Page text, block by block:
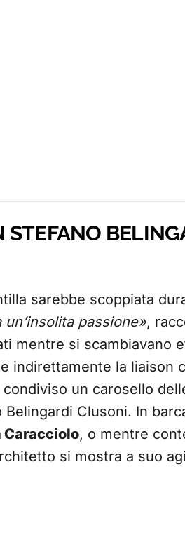
STEFANO
sarebbe scoppiata
un’insolita passione»,
mentre si scambiavano
indirettamente la liaison
un carosello
Clusoni. In
Caracciolo, o mentre
si mostra a suo